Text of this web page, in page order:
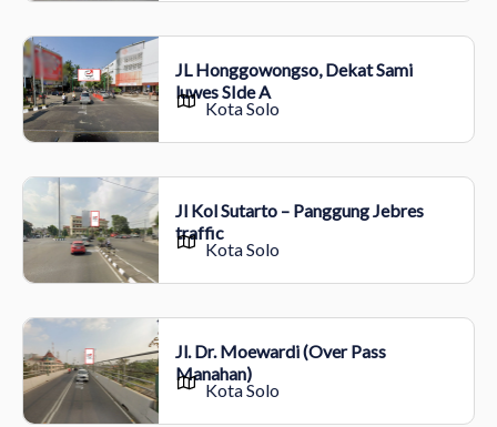
JL Honggowongso, Dekat Sami
luwes SIde A
Kota Solo
Jl Kol Sutarto – Panggung Jebres
traffic
Kota Solo
Jl. Dr. Moewardi (Over Pass
Manahan)
Kota Solo